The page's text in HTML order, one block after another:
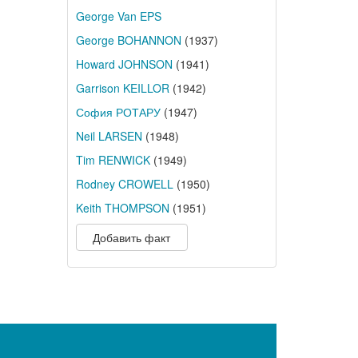
George Van EPS
George BOHANNON (1937)
Howard JOHNSON (1941)
Garrison KEILLOR(1942)
София РОТАРУ(1947)
Neil LARSEN (1948)
Tim RENWICK(1949)
Rodney CROWELL(1950)
Keith THOMPSON (1951)
Добавить факт